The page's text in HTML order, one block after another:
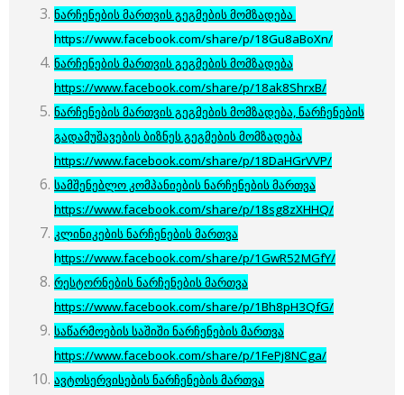
ნარჩენების მართვის გეგმების მომზადება
https://www.facebook.com/share/p/18Gu8aBoXn/
ნარჩენების მართვის გეგმების მომზადება
https://www.facebook.com/share/p/18ak8ShrxB/
ნარჩენების მართვის გეგმების მომზადება, ნარჩენების
გადამუშავების ბიზნეს გეგმების მომზადება
https://www.facebook.com/share/p/18DaHGrVVP/
სამშენებლო კომპანიების ნარჩენების მართვა
https://www.facebook.com/share/p/18sg8zXHHQ/
კლინიკების ნარჩენების მართვა
https://www.facebook.com/share/p/1GwR52MGfY/
რესტორნების ნარჩენების მართვა
https://www.facebook.com/share/p/1Bh8pH3QfG/
საწარმოების საშიში ნარჩენების მართვა
https://www.facebook.com/share/p/1FePj8NCga/
ავტოსერვისების ნარჩენების მართვა